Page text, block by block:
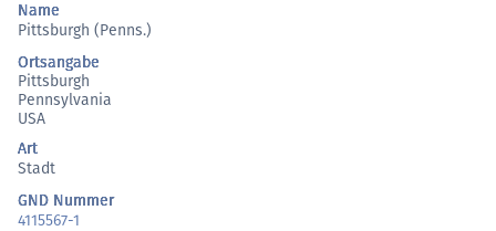
Name
Pittsburgh (Penns.)
Ortsangabe
Pittsburgh
Pennsylvania
USA
Art
Stadt
GND Nummer
4115567-1